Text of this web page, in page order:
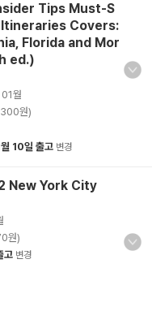
Tips Must-S
Covers:
Florida and Mor
ed.)
월
원)
10일 출고 변경
New York City
원)
고 변경